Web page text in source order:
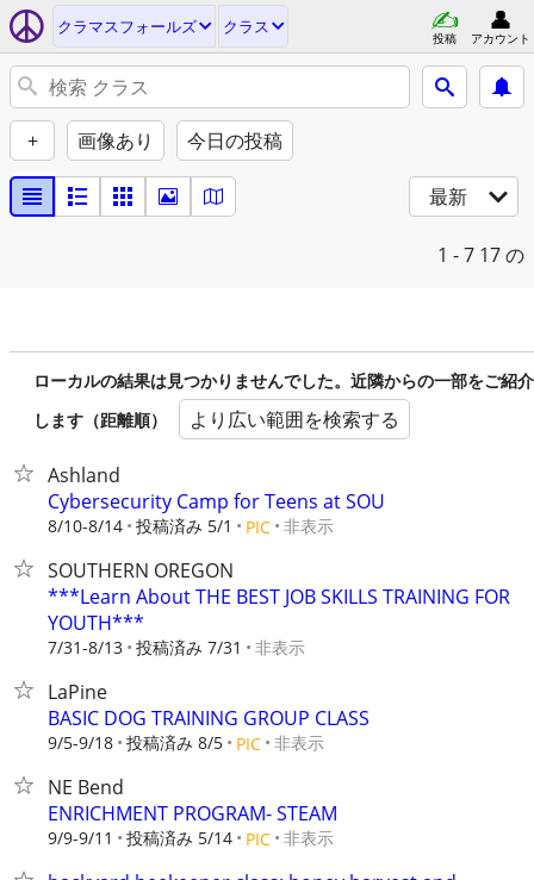
クラマスフォールズ クラス
投稿 アカウント
+ 画像あり 今日の投稿
最新
1 - 7 17 の
ローカルの結果は見つかりませんでした。近隣からの一部をご紹介
します（距離順）
より広い範囲を検索する
Ashland
Cybersecurity Camp for Teens at SOU
8/10-8/14 投稿済み 5/1 PIC 非表示
SOUTHERN OREGON
***Learn About THE BEST JOB SKILLS TRAINING FOR
YOUTH***
7/31-8/13 投稿済み 7/31 非表示
LaPine
BASIC DOG TRAINING GROUP CLASS
9/5-9/18 投稿済み 8/5 PIC 非表示
NE Bend
ENRICHMENT PROGRAM- STEAM
9/9-9/11 投稿済み 5/14 PIC 非表示